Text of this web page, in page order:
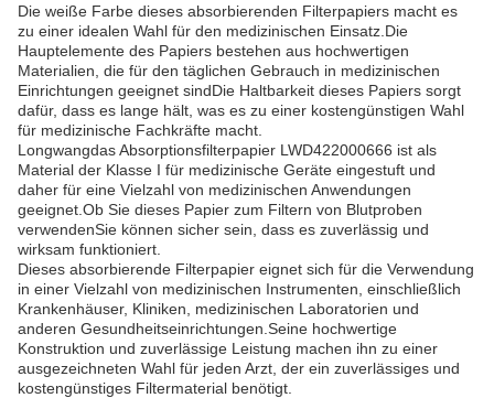
Die weiße Farbe dieses absorbierenden Filterpapiers macht es
zu einer idealen Wahl für den medizinischen Einsatz.Die
Hauptelemente des Papiers bestehen aus hochwertigen
Materialien, die für den täglichen Gebrauch in medizinischen
Einrichtungen geeignet sindDie Haltbarkeit dieses Papiers sorgt
dafür, dass es lange hält, was es zu einer kostengünstigen Wahl
für medizinische Fachkräfte macht.
Longwangdas Absorptionsfilterpapier LWD422000666 ist als
Material der Klasse I für medizinische Geräte eingestuft und
daher für eine Vielzahl von medizinischen Anwendungen
geeignet.Ob Sie dieses Papier zum Filtern von Blutproben
verwendenSie können sicher sein, dass es zuverlässig und
wirksam funktioniert.
Dieses absorbierende Filterpapier eignet sich für die Verwendung
in einer Vielzahl von medizinischen Instrumenten, einschließlich
Krankenhäuser, Kliniken, medizinischen Laboratorien und
anderen Gesundheitseinrichtungen.Seine hochwertige
Konstruktion und zuverlässige Leistung machen ihn zu einer
ausgezeichneten Wahl für jeden Arzt, der ein zuverlässiges und
kostengünstiges Filtermaterial benötigt.